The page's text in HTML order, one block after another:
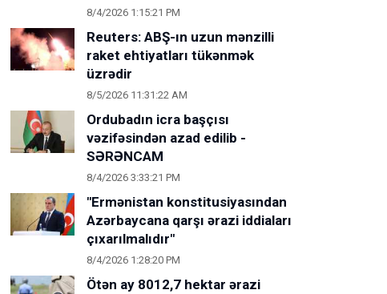
8/4/2026 1:15:21 PM
Reuters: ABŞ-ın uzun mənzilli
raket ehtiyatları tükənmək
üzrədir
8/5/2026 11:31:22 AM
Ordubadın icra başçısı
vəzifəsindən azad edilib -
SƏRƏNCAM
8/4/2026 3:33:21 PM
"Ermənistan konstitusiyasından
Azərbaycana qarşı ərazi iddiaları
çıxarılmalıdır"
8/4/2026 1:28:20 PM
Ötən ay 8012,7 hektar ərazi